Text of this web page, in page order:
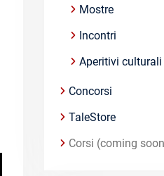
Mostre
Incontri
Aperitivi culturali
Concorsi
TaleStore
Corsi (coming